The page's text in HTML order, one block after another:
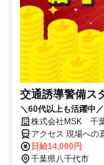
交通誘導警備ス
＼60代以上も活躍中
デビューをしません
までシフト申請可能
代が活躍しています。
株式会社MSK 千
アクセス 現場への
分
日給14,000円
千葉県八千代市